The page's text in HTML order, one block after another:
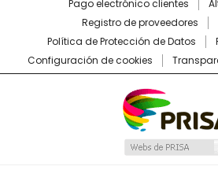
Pago electrónico clientes
Registro de proveedores
Política de Protección de Datos
Configuración de cookies